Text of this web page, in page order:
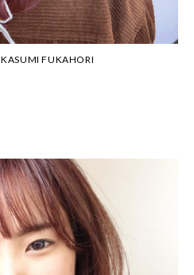
KASUMI FUKAHORI